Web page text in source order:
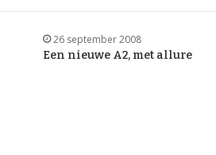
26 september 2008
Een nieuwe A2, met allure